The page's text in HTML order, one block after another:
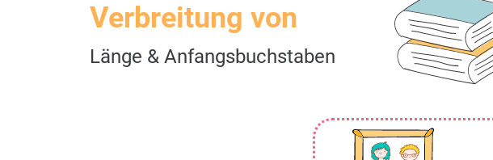
Verbreitung von
Länge & Anfangsbuchstaben